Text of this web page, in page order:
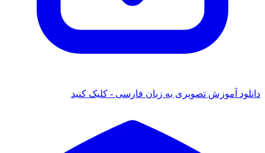
آموزش تصویری به زبان فارسی - کلیک کنید